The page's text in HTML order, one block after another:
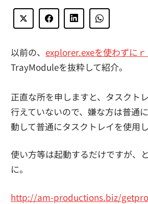
以前の、 explorer.exeを使わずにｒ
TrayModuleを抜粋して紹介。
正直な所を申しますと、タスクト
行えていないので、嫌な方は普通
動して普通にタスクトレイを使用し
使い方等は起動するだけですが、
に。
http://am-productions.biz/